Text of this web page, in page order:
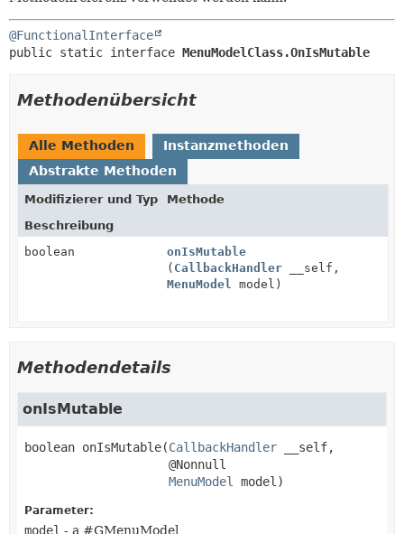
@FunctionalInterface
public static interface MenuModelClass.OnIsMutable
Methodenübersicht
Alle Methoden
Instanzmethoden
Abstrakte Methoden
Modifizierer und Typ
Methode
Beschreibung
boolean
onIsMutable
( CallbackHandler __self,
MenuModel
model)
Methodendetails
onIsMutable
boolean onIsMutable(CallbackHandler __self,
@Nonnull
MenuModel
model)
Parameter:
model - a #GMenuModel